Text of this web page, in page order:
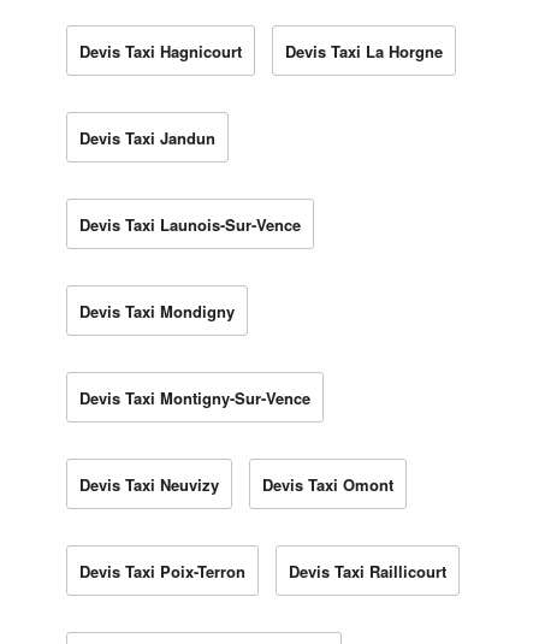
Devis Taxi Hagnicourt Devis Taxi La Horgne
Devis Taxi Jandun
Devis Taxi Launois-Sur-Vence
Devis Taxi Mondigny
Devis Taxi Montigny-Sur-Vence
Devis Taxi Neuvizy Devis Taxi Omont
Devis Taxi Poix-Terron Devis Taxi Raillicourt